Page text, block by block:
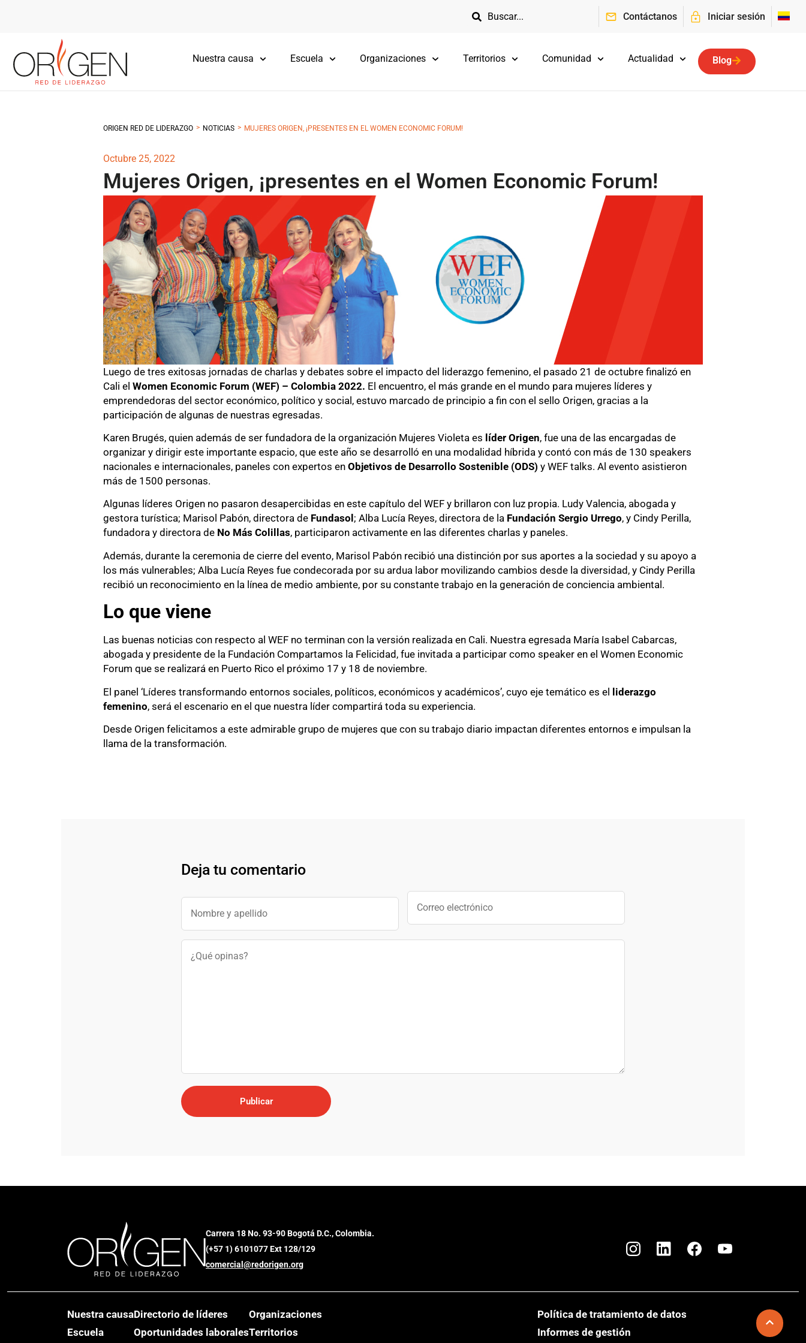
Contáctanos Iniciar sesión
Nuestra causa Escuela Organizaciones Territorios Comunidad Actualidad Blog
ORIGEN RED DE LIDERAZGO > NOTICIAS > MUJERES ORIGEN, ¡PRESENTES EN EL WOMEN ECONOMIC FORUM!
Octubre 25, 2022
Mujeres Origen, ¡presentes en el Women Economic Forum!
Luego de tres exitosas jornadas de charlas y debates sobre el impacto del liderazgo femenino, el pasado 21 de octubre finalizó en
Cali el Women Economic Forum (WEF) – Colombia 2022. El encuentro, el más grande en el mundo para mujeres líderes y
emprendedoras del sector económico, político y social, estuvo marcado de principio a fin con el sello Origen, gracias a la
participación de algunas de nuestras egresadas.
Karen Brugés, quien además de ser fundadora de la organización Mujeres Violeta es líder Origen, fue una de las encargadas de
organizar y dirigir este importante espacio, que este año se desarrolló en una modalidad híbrida y contó con más de 130 speakers
nacionales e internacionales, paneles con expertos en Objetivos de Desarrollo Sostenible (ODS) y WEF talks. Al evento asistieron
más de 1500 personas.
Algunas líderes Origen no pasaron desapercibidas en este capítulo del WEF y brillaron con luz propia. Ludy Valencia, abogada y
gestora turística; Marisol Pabón, directora de Fundasol ; Alba Lucía Reyes, directora de la Fundación Sergio Urrego, y Cindy Perilla,
fundadora y directora de No Más Colillas, participaron activamente en las diferentes charlas y paneles.
Además, durante la ceremonia de cierre del evento, Marisol Pabón recibió una distinción por sus aportes a la sociedad y su apoyo a
los más vulnerables; Alba Lucía Reyes fue condecorada por su ardua labor movilizando cambios desde la diversidad, y Cindy Perilla
recibió un reconocimiento en la línea de medio ambiente, por su constante trabajo en la generación de conciencia ambiental.
Lo que viene
Las buenas noticias con respecto al WEF no terminan con la versión realizada en Cali. Nuestra egresada María Isabel Cabarcas,
abogada y presidente de la Fundación Compartamos la Felicidad, fue invitada a participar como speaker en el Women Economic
Forum que se realizará en Puerto Rico el próximo 17 y 18 de noviembre.
El panel ‘Líderes transformando entornos sociales, políticos, económicos y académicos’, cuyo eje temático es el liderazgo
femenino, será el escenario en el que nuestra líder compartirá toda su experiencia.
Desde Origen felicitamos a este admirable grupo de mujeres que con su trabajo diario impactan diferentes entornos e impulsan la
llama de la transformación.
Deja tu comentario
Carrera 18 No. 93-90 Bogotá D.C., Colombia.
(+57 1) 6101077 Ext 128/129
comercial@redorigen.org
Nuestra causa
Escuela
Directorio de líderes
Oportunidades laborales
Organizaciones
Territorios
Política de tratamiento de datos
Informes de gestión